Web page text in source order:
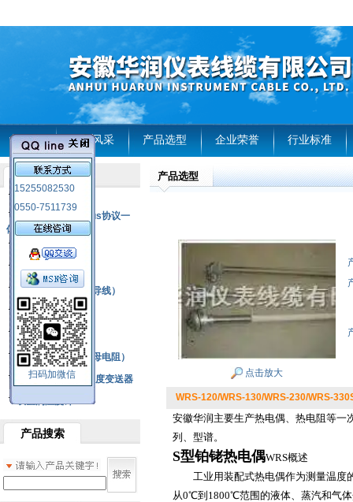
首页 企业风采 产品选型 企业荣誉 行业标准
15255082530
0550-7511739
扫码加微信
产品列表
RS485通讯modbus协议一
体化现场智能仪表
热电偶
压力式温度计
热电偶补偿电缆（导线）
振动传感器
热电阻
铂热电阻元件（云母电阻）
SBW系列一体化温度变送器
双金属温度计
产品搜索
产品选型
点击放大
WRS-120/WRS-130/WRS-230/WRS-
安徽华润主要生产热电偶、热电阻等一
列、型谱。
S型铂铑热电偶WRS概述
工业用装配式热电偶作为测量温度的
从0℃到1800℃范围的液体、蒸汽和气